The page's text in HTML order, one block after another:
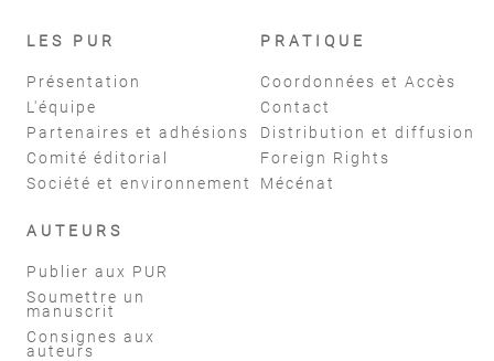
LES PUR
Présentation
L'équipe
Partenaires et adhésions
Comité éditorial
Société et environnement
PRATIQUE
Coordonnées et Accès
Contact
Distribution et diffusion
Foreign Rights
Mécénat
AUTEURS
Publier aux PUR
Soumettre un
manuscrit
Consignes aux
auteurs